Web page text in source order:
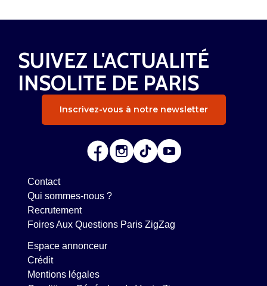
SUIVEZ L'ACTUALITÉ
INSOLITE DE PARIS
Inscrivez-vous à notre newsletter
Contact
Qui sommes-nous ?
Recrutement
Foires Aux Questions Paris ZigZag
Espace annonceur
Crédit
Mentions légales